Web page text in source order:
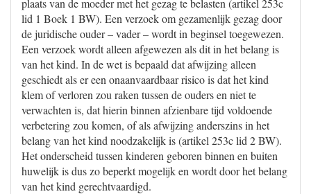
plaats van de moeder met het gezag te belasten (artikel 253c
lid 1 Boek 1 BW). Een verzoek om gezamenlijk gezag door
de juridische ouder – vader – wordt in beginsel toegewezen.
Een verzoek wordt alleen afgewezen als dit in het belang is
van het kind. In de wet is bepaald dat afwijzing alleen
geschiedt als er een onaanvaardbaar risico is dat het kind
klem of verloren zou raken tussen de ouders en niet te
verwachten is, dat hierin binnen afzienbare tijd voldoende
verbetering zou komen, of als afwijzing anderszins in het
belang van het kind noodzakelijk is (artikel 253c lid 2 BW).
Het onderscheid tussen kinderen geboren binnen en buiten
huwelijk is dus zo beperkt mogelijk en wordt door het belang
van het kind gerechtvaardigd.